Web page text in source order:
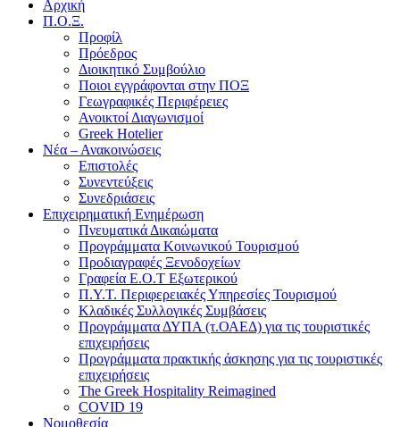
Αρχική
Π.Ο.Ξ.
Προφίλ
Πρόεδρος
Διοικητικό Συμβούλιο
Ποιοι εγγράφονται στην ΠΟΞ
Γεωγραφικές Περιφέρειες
Ανοικτοί Διαγωνισμoί
Greek Hotelier
Νέα – Ανακοινώσεις
Επιστολές
Συνεντεύξεις
Συνεδριάσεις
Επιχειρηματική Ενημέρωση
Πνευματικά Δικαιώματα
Προγράμματα Κοινωνικού Τουρισμού
Προδιαγραφές Ξενοδοχείων
Γραφεία Ε.Ο.Τ Εξωτερικού
Π.Υ.Τ. Περιφερειακές Υπηρεσίες Τουρισμού
Κλαδικές Συλλογικές Συμβάσεις
Προγράμματα ΔΥΠΑ (τ.ΟΑΕΔ) για τις τουριστικές
επιχειρήσεις
Προγράμματα πρακτικής άσκησης για τις τουριστικές
επιχειρήσεις
The Greek Hospitality Reimagined
COVID 19
Νομοθεσία